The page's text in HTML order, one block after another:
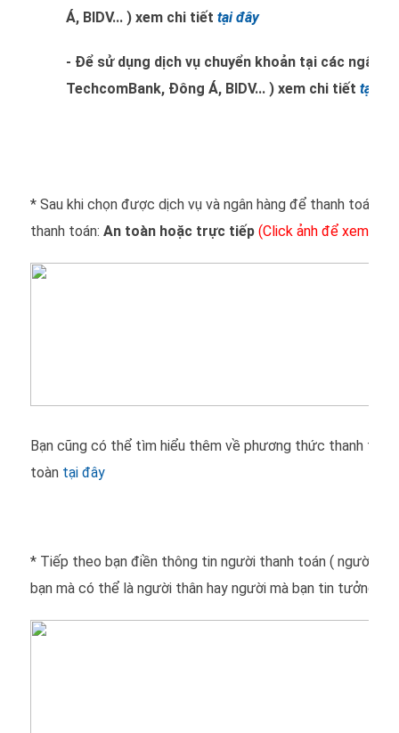
Á, BIDV... ) xem chi tiết tại đây
- Để sử dụng dịch vụ chuyển khoản tại các ngân
TechcomBank, Đông Á, BIDV... ) xem chi tiết tại
* Sau khi chọn được dịch vụ và ngân hàng để thanh toán
thanh toán: An toàn hoặc trực tiếp (Click ảnh để xem
Bạn cũng có thể tìm hiểu thêm về phương thức thanh
toàn tại đây
* Tiếp theo bạn điền thông tin người thanh toán ( người
bạn mà có thể là người thân hay người mà bạn tin tưởng